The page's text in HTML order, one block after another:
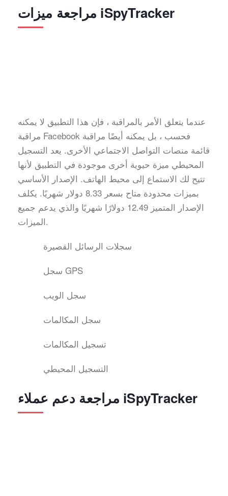
مراجعة ميزات iSpyTracker
عندما يتعلق الأمر بالمراقبة ، فإن هذا التطبيق لا يمكنه
مراقبة Facebook فحسب ، بل يمكنه أيضًا مراقبة
قائمة منصات التواصل الاجتماعي الأخرى. يعد التسجيل
المحيطي ميزة حيوية أخرى موجودة في التطبيق لأنها
تتيح لك الاستماع إلى محيط الهاتف. الإصدار الأساسي
بميزات محدودة متاح بسعر 8.33 دولار شهريًا. يكلف
الإصدار المتميز 12.49 دولارًا شهريًا والذي يدعم جميع
الميزات.
سجلات الرسائل القصيرة
سجل GPS
سجل الويب
سجل المكالمات
تسجيل المكالمات
التسجيل المحيطي
مراجعة دعم عملاء iSpyTracker